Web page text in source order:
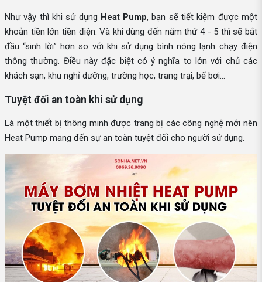
Như vậy thì khi sử dụng Heat Pump, bạn sẽ tiết kiệm được một
khoản tiền lớn tiền điện. Và khi dùng đến năm thứ 4 - 5 thì sẽ bắt
đầu “sinh lời” hơn so với khi sử dụng bình nóng lạnh chạy điện
thông thường. Điều này đặc biệt có ý nghĩa to lớn với chủ các
khách sạn, khu nghỉ dưỡng, trường học, trang trại, bể bơi…
Tuyệt đối an toàn khi sử dụng
Là một thiết bị thông minh được trang bị các công nghệ mới nên
Heat Pump mang đến sự an toàn tuyệt đối cho người sử dụng.